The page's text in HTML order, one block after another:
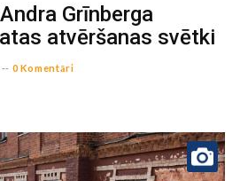
Grīnberga
atvēršanas svētki
-- 0 Komentāri